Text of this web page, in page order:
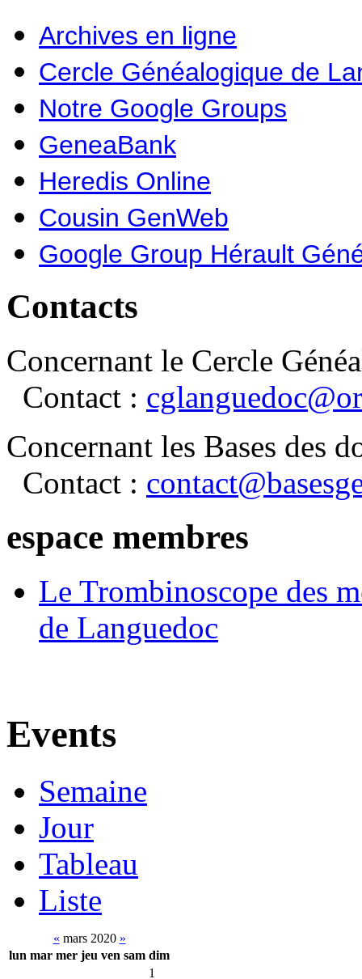
Archives en ligne
Cercle Généalogique de
Notre Google Groups
GeneaBank
Heredis Online
Cousin GenWeb
Google Group Hérault
Contacts
Concernant le Cercle
Contact :
Concernant les Bases des
Contact :
espace membres
Le Trombinoscope des
de Languedoc
Events
Semaine
Jour
Tableau
Liste
« mars 2020 »
lun mar mer jeu ven sam dim
1